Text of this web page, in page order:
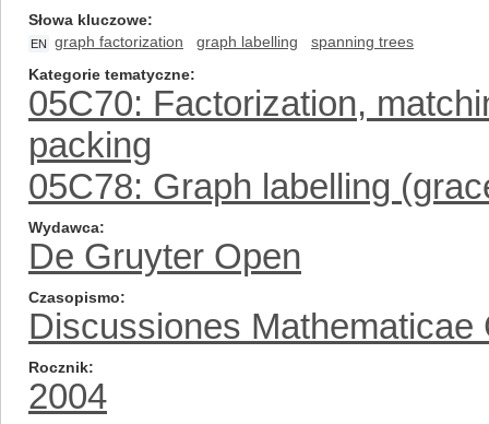
Słowa kluczowe
EN graph factorization graph labelling
spanning trees
Kategorie tematyczne
05C70: Factorization,
packing
05C78: Graph labelling
Wydawca
De Gruyter Open
Czasopismo
Discussiones Mathematicae
Rocznik
2004